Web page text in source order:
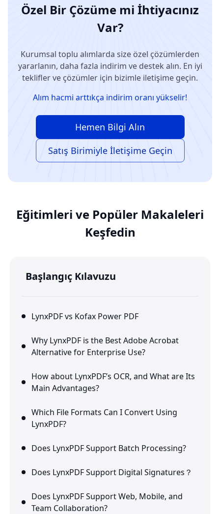
Özel Bir Çözüme mi İhtiyacınız
Var?
Kurumsal toplu alımlarda size özel çözümlerden
yararlanın, daha fazla indirim ve destek alın. En iyi
teklifler ve çözümler için bizimle iletişime geçin.
Alım hacmi arttıkça indirim oranı yükselir!
Hemen Bilgi Alın
Satış Birimiyle İletişime Geçin
Eğitimleri ve Popüler Makaleleri
Keşfedin
Başlangıç Kılavuzu
LynxPDF vs Kofax Power PDF
Why LynxPDF is the Best Adobe Acrobat
Alternative for Enterprise Use?
How about LynxPDF’s OCR, and What are Its
Main Advantages?
Which File Formats Can I Convert Using
LynxPDF?
Does LynxPDF Support Batch Processing?
Does LynxPDF Support Digital Signatures？
Does LynxPDF Support Web, Mobile, and
Team Collaboration?